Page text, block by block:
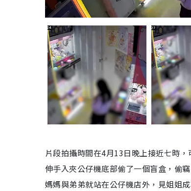
片段拍攝時間在4月13日晚上接近七時
伸手入夾公仔機底部偷了一個盲盒，偷
媽媽與弟弟就站在公仔機店外，見姐姐